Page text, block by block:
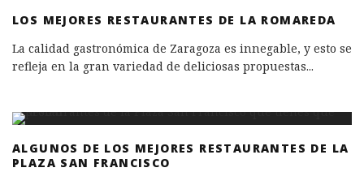
LOS MEJORES RESTAURANTES DE LA ROMAREDA
La calidad gastronómica de Zaragoza es innegable, y esto se
refleja en la gran variedad de deliciosas propuestas...
ALGUNOS DE LOS MEJORES RESTAURANTES DE LA
PLAZA SAN FRANCISCO